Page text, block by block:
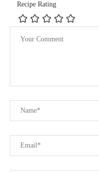
Recipe Rating